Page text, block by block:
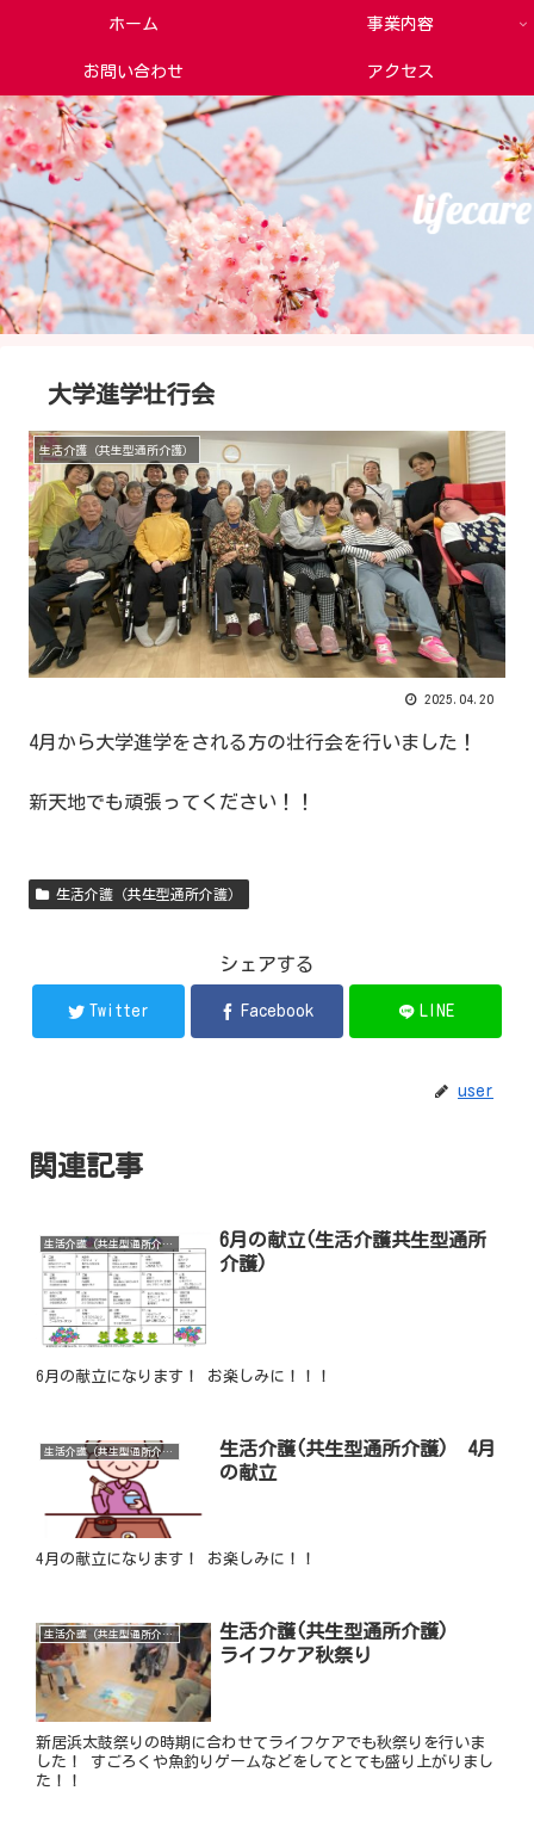
ホーム 事業内容
お問い合わせ アクセス
大学進学壮行会
生活介護（共生型通所介護）
2025.04.20
4月から大学進学をされる方の壮行会を行いました！
新天地でも頑張ってください！！
生活介護（共生型通所介護）
シェアする
Twitter Facebook LINE
user
関連記事
生活介護（共生型通所介護）
6月の献立(生活介護共生型通所
介護)
6月の献立になります！ お楽しみに！！！
生活介護（共生型通所介護）
生活介護(共生型通所介護) 4月
の献立
4月の献立になります！ お楽しみに！！
生活介護（共生型通所介護）
生活介護(共生型通所介護)
ライフケア秋祭り
新居浜太鼓祭りの時期に合わせてライフケアでも秋祭りを行いま
した！ すごろくや魚釣りゲームなどをしてとても盛り上がりまし
た！！